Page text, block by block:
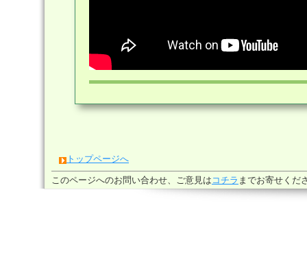
トップページへ
このページへのお問い合わせ、ご意見は コチラ までお寄せくだ